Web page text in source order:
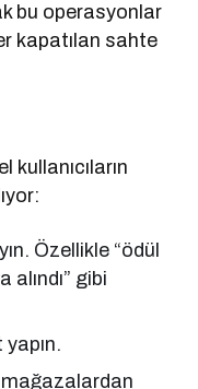
bu operasyonlar
kapatılan sahte
kullanıcıların
Özellikle “ödül
alındı” gibi
mağazalardan